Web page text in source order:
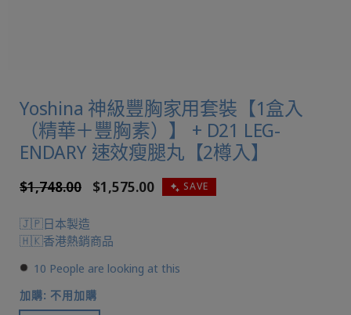
Yoshina 神級豐胸家用套裝【1盒入
（精華＋豐胸素）】 + D21 LEG-
ENDARY 速效瘦腿丸【2樽入】
定
$1,748.00 售
$1,575.00 SAVE
🇯🇵日本製造
🇭🇰香港熱銷商品
10 People are looking at this
加購: 不用加購